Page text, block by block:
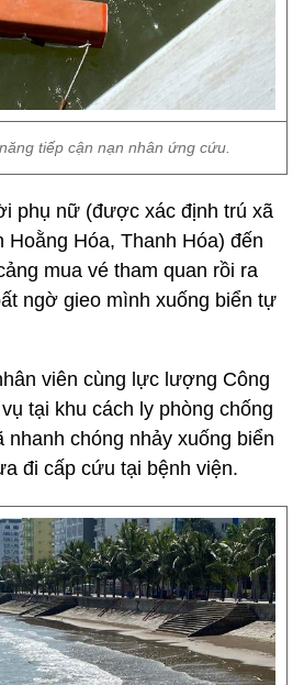
tiếp cận nạn nhân ứng cứu.
phụ nữ (được xác định trú xã
Hoằng Hóa, Thanh Hóa) đến
mua vé tham quan rồi ra
ngờ gieo mình xuống biển tự
viên cùng lực lượng Công
tại khu cách ly phòng chống
nhanh chóng nhảy xuống biển
đi cấp cứu tại bệnh viện.